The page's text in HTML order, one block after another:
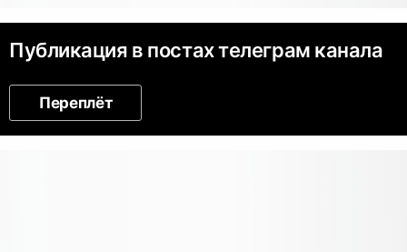
Публикация в постах телеграм канала
Переплёт